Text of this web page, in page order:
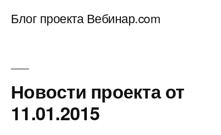
Блог проекта Вебинар.com
Новости проекта от
11.01.2015